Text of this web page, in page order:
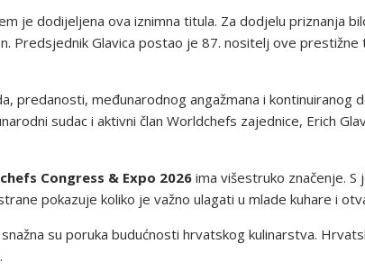
je dodijeljena ova iznimna titula. Za dodjelu priznanja
Predsjednik Glavica postao je 87. nositelj ove
predanosti, međunarodnog angažmana i kontinuiranog
sudac i aktivni član Worldchefs zajednice, Erich
Congress & Expo 2026 ima višestruko značenje.
pokazuje koliko je važno ulagati u mlade kuhare i
su poruka budućnosti hrvatskog kulinarstva.